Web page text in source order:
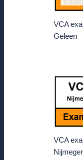
VCA
Geleen
VCA